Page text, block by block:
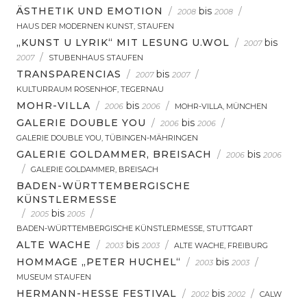
ÄSTHETIK UND EMOTION / 2008 bis 2008 /
HAUS DER MODERNEN KUNST, STAUFEN
„KUNST U LYRIK“ MIT LESUNG U.WOL / 2007 bis
2007 / STUBENHAUS STAUFEN
TRANSPARENCIAS / 2007 bis 2007 /
KULTURRAUM ROSENHOF, TEGERNAU
MOHR-VILLA / 2006 bis 2006 / MOHR-VILLA, MÜNCHEN
GALERIE DOUBLE YOU / 2006 bis 2006 /
GALERIE DOUBLE YOU, TÜBINGEN-MÄHRINGEN
GALERIE GOLDAMMER, BREISACH / 2006 bis 2006
/ GALERIE GOLDAMMER, BREISACH
BADEN-WÜRTTEMBERGISCHE
KÜNSTLERMESSE
/ 2005 bis 2005 /
BADEN-WÜRTTEMBERGISCHE KÜNSTLERMESSE, STUTTGART
ALTE WACHE / 2003 bis 2003 / ALTE WACHE, FREIBURG
HOMMAGE „PETER HUCHEL“ / 2003 bis 2003 /
MUSEUM STAUFEN
HERMANN-HESSE FESTIVAL / 2002 bis 2002 / CALW